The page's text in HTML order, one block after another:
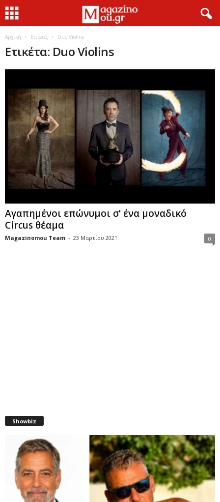
Αρχική Ετικέτες Duo Violins
Ετικέτα: Duo Violins
Αγαπημένοι επώνυμοι σ’ ένα μοναδικό
Circus θέαμα
Magazinomou Team - 23 Μαρτίου 2021 0
Showbiz